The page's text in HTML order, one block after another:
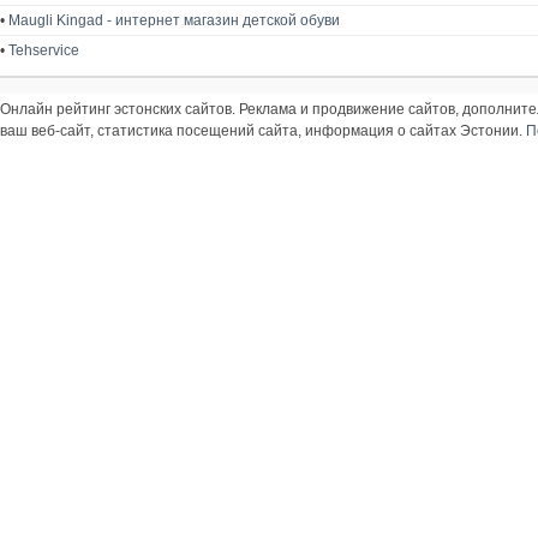
• Maugli Kingad - интернет магазин детской обуви
• Tehservice
Онлайн рейтинг эстонских сайтов. Реклама и продвижение сайтов,
ваш веб-сайт, статистика посещений сайта, информация о сайтах Эстонии.